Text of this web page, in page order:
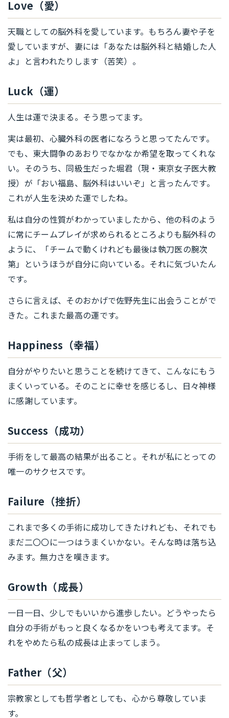
Love（愛）
天職としての脳外科を愛しています。もちろん妻や子を
愛していますが、妻には「あなたは脳外科と結婚した人
よ」と言われたりします（苦笑）。
Luck（運）
人生は運で決まる。そう思ってます。
実は最初、心臓外科の医者になろうと思ってたんです。
でも、東大闘争のあおりでなかなか希望を取ってくれな
い。そのうち、同級生だった堀君（現・東京女子医大教
授）が「おい福島、脳外科はいいぞ」と言ったんです。
これが人生を決めた運でしたね。
私は自分の性質がわかっていましたから、他の科のよう
に常にチームプレイが求められるところよりも脳外科の
ように、「チームで動くけれども最後は執刀医の腕次
第」というほうが自分に向いている。それに気づいたん
です。
さらに言えば、そのおかげで佐野先生に出会うことがで
きた。これまた最高の運です。
Happiness（幸福）
自分がやりたいと思うことを続けてきて、こんなにもう
まくいっている。そのことに幸せを感じるし、日々神様
に感謝しています。
Success（成功）
手術をして最高の結果が出ること。それが私にとっての
唯一のサクセスです。
Failure（挫折）
これまで多くの手術に成功してきたけれども、それでも
まだ二〇〇に一つはうまくいかない。そんな時は落ち込
みます。無力さを嘆きます。
Growth（成長）
一日一日、少しでもいいから進歩したい。どうやったら
自分の手術がもっと良くなるかをいつも考えてます。そ
れをやめたら私の成長は止まってしまう。
Father（父）
宗教家としても哲学者としても、心から尊敬していま
す。